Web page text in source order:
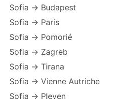
Sofia → Budapest
Sofia → Paris
Sofia → Pomorié
Sofia → Zagreb
Sofia → Tirana
Sofia → Vienne Autriche
Sofia → Pleven